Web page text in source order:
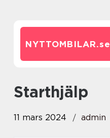
NYTTOMBILAR.se
Starthjälp
11 mars 2024 admin